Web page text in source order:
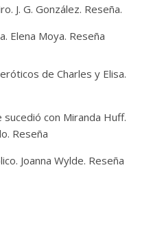
J. G. González. Reseña.
Elena Moya. Reseña
de Charles y Elisa.
sucedió con Miranda Huff.
Reseña
Joanna Wylde. Reseña